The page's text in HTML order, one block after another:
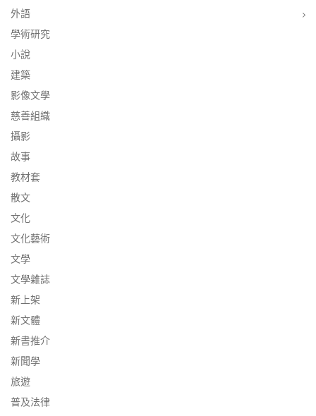
外語
學術研究
小說
建築
影像文學
慈善組織
攝影
故事
教材套
散文
文化
文化藝術
文學
文學雜誌
新上架
新文體
新書推介
新聞學
旅遊
普及法律